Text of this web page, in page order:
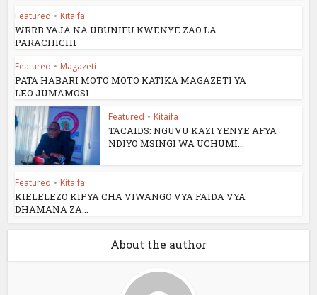
Featured • Kitaifa
WRRB YAJA NA UBUNIFU KWENYE ZAO LA
PARACHICHI
Featured • Magazeti
PATA HABARI MOTO MOTO KATIKA MAGAZETI YA
LEO JUMAMOSI...
Featured • Kitaifa
TACAIDS: NGUVU KAZI YENYE AFYA
NDIYO MSINGI WA UCHUMI...
Featured • Kitaifa
KIELELEZO KIPYA CHA VIWANGO VYA FAIDA VYA
DHAMANA ZA...
About the author